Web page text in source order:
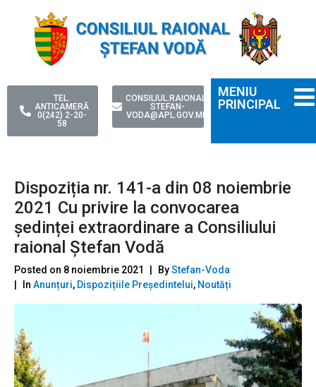
TEL.
ANTICAMERĂ
0(242) 2-20-
58
CONSILIUL.RAIONAL-
STEFAN-
VODA@APL.GOV.MD
MENIU
PRINCIPAL
Dispoziția nr. 141-a din 08 noiembrie
2021 Cu privire la convocarea
ședinței extraordinare a Consiliului
raional Ștefan Vodă
Posted on 8 noiembrie 2021 ByStefan-Voda
In Anunțuri, Dispozițiile Președintelui, Noutăți